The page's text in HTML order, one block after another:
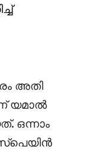
അതി
യമാൽ
ഒന്നാം